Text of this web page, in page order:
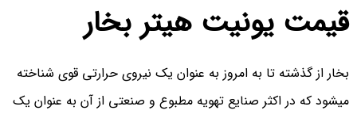
قیمت یونیت هیتر بخار
بخار از گذشته تا به امروز به عنوان یک نیروی حرارتی قوی شناخته
میشود که در اکثر صنایع تهویه مطبوع و صنعتی از آن به عنوان یک